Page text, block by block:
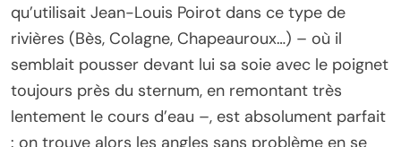
qu’utilisait Jean-Louis Poirot dans ce type de
rivières (Bès, Colagne, Chapeauroux…) – où il
semblait pousser devant lui sa soie avec le poignet
toujours près du sternum, en remontant très
lentement le cours d’eau –, est absolument parfait
: on trouve alors les angles sans problème en se